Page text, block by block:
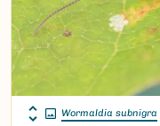
Wormaldia subnigra